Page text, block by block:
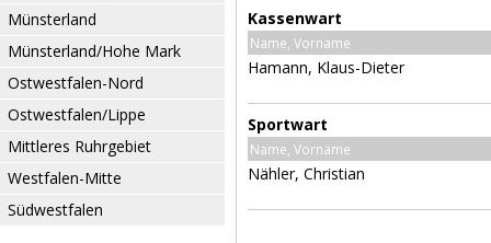
Münsterland
Münsterland/Hohe Mark
Ostwestfalen-Nord
Ostwestfalen/Lippe
Mittleres Ruhrgebiet
Westfalen-Mitte
Südwestfalen
Kassenwart
Name, Vorname
Hamann, Klaus-Dieter
Sportwart
Name, Vorname
Nähler, Christian